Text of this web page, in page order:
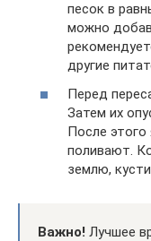
песок в
можно
другие
Перед
Затем их
После
поливают.
землю,
Важно! Лучшее